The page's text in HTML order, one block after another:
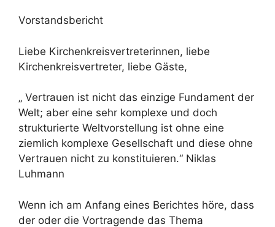
Vorstandsbericht
Liebe Kirchenkreisvertreterinnen, liebe
Kirchenkreisvertreter, liebe Gäste,
„ Vertrauen ist nicht das einzige Fundament der
Welt; aber eine sehr komplexe und doch
strukturierte Weltvorstellung ist ohne eine
ziemlich komplexe Gesellschaft und diese ohne
Vertrauen nicht zu konstituieren.“ Niklas
Luhmann
Wenn ich am Anfang eines Berichtes höre, dass
der oder die Vortragende das Thema